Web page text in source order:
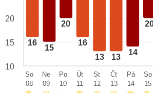
16
15
20
16
13 13
14
20
15
10
So
08
Ne
09
Po
10
Út
11
St
12
Čt
13
Pá
14
So
15